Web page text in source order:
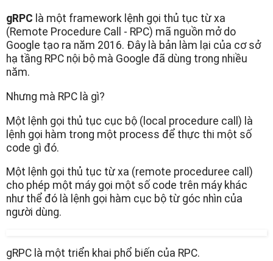
gRPC là một framework lệnh gọi thủ tục từ xa
(Remote Procedure Call - RPC) mã nguồn mở do
Google tạo ra năm 2016. Đây là bản làm lại của cơ sở
hạ tầng RPC nội bộ mà Google đã dùng trong nhiều
năm.
Nhưng mà RPC là gì?
Một lệnh gọi thủ tục cục bộ (local procedure call) là
lệnh gọi hàm trong một process để thực thi một số
code gì đó.
Một lệnh gọi thủ tục từ xa (remote proceduree call)
cho phép một máy gọi một số code trên máy khác
như thể đó là lệnh gọi hàm cục bộ từ góc nhìn của
người dùng.
gRPC là một triển khai phổ biến của RPC.